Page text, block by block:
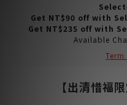
Get NT$90 off with
Get NT$235 off with
Available
【出清惜福